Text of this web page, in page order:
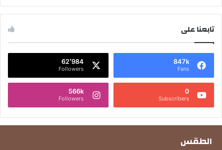
تابعنا على
847k
Fans
62٬984
Followers
0
Subscribers
566k
Followers
الطقس